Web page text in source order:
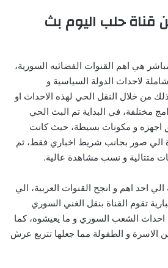
قناة حلب اليوم بث
هي اهم القنوات الفضائيه السورية،
لاحداث الدولة السياسية و
من خلال النقل الحي لهذه الاحداث او
مختلفة، في البداية تم البث الحي
اجهزه و مكونات بسيطة، حيث كانت
الي صور بجانب شريط اخباري فقط، ثم
متتالية و نسب مشاهدة عالية.
الي احد اهم و انجح القنوات العربية، الي
تقوم القناة بنقل الغني السوري
احداث الشعب السوري و ما يعيشوه، كما
الاسرة و الطفولة مما جعلها تتربع عرش